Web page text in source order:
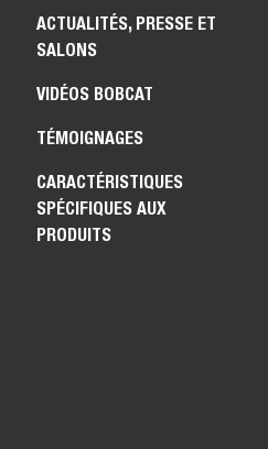
ACTUALITÉS, PRESSE ET
SALONS
VIDÉOS BOBCAT
TÉMOIGNAGES
CARACTÉRISTIQUES
SPÉCIFIQUES AUX
PRODUITS